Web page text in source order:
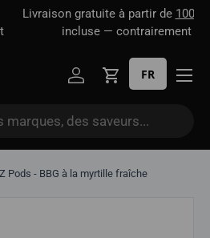
de100 $*· Taxe d'accise déjà
à certains sites
Se connecter
Panier
FR
Pods - BBG à la myrtille fraîche